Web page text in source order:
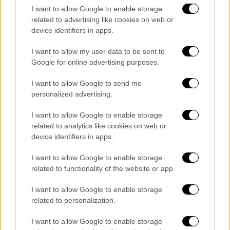
I want to allow Google to enable storage
related to advertising like cookies on web or
device identifiers in apps.
I want to allow my user data to be sent to
Google for online advertising purposes.
I want to allow Google to send me
personalized advertising.
I want to allow Google to enable storage
related to analytics like cookies on web or
device identifiers in apps.
I want to allow Google to enable storage
related to functionality of the website or app.
I want to allow Google to enable storage
related to personalization.
I want to allow Google to enable storage
του κατηγορούμενου καιεξακριβώθηκε ο
τόπος κατοικίας του.
Τι κατασχέθηκε από την οικία του
46χρονου
Σε έρευνα που πραγματοποιήθηκε το πρωί
της Πέμπτης (16/04) στην οικία του
46χρονου, παρουσία δικαστικού λειτουργού,
βρέθηκαν και κατασχέθηκαν 4 σκληροί
δίσκοι ηλεκτρονικού υπολογιστή
επιτόπια εξέταση των κατασχεθέντων
ψηφιακών πειστηρίωνεντοπίστηκαν
βίντεο) υλικού σεξουαλικής κακοποίησης
ανηλίκων, στα οποία απεικονίζονταν κυρίως
ανήλικοι κάτω των 12 ετών.